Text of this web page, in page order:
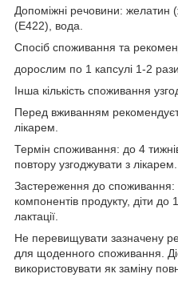
Допоміжні речовини: желатин
(Е422), вода.
Спосіб споживання та
дорослим по 1 капсулі 1-2
Інша кількість споживання
Перед вживанням
лікарем.
Термін споживання: до 4
повтору узгоджувати з лікарем.
Застереження до споживання:
компонентів продукту, діти до
лактації.
Не перевищувати зазначену
для щоденного споживання.
використовувати як заміну